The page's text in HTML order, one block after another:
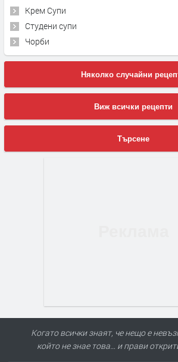
Крем Супи
Студени супи
Чорби
Няколко случайни
Виж всички рецепти
Търсене
Когато всички знаят, че нещо е
който не знае това… и прави